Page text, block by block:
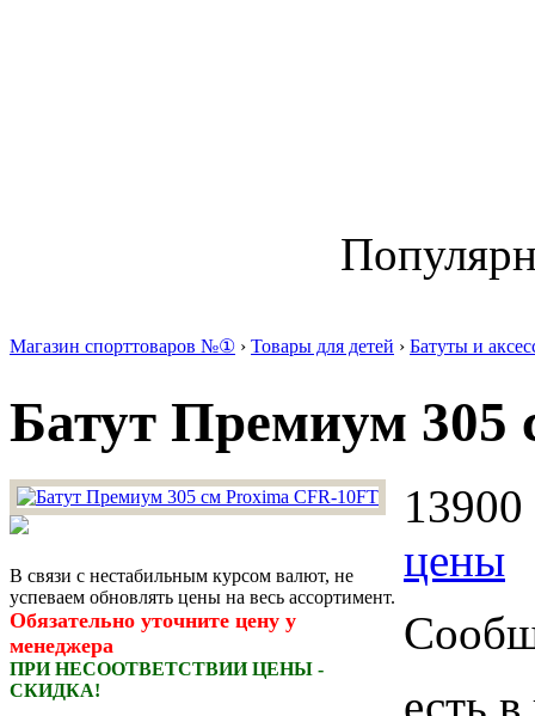
Магазин спорттоваров №① › Товары для детей › Батуты и
Батут Премиум 305
В связи с нестабильным курсом валют, не
успеваем обновлять цены на весь ассортимент.
Обязательно уточните цену у
менеджера
ПРИ НЕСООТВЕТСТВИИ ЦЕНЫ -
СКИДКА!
13900
цены